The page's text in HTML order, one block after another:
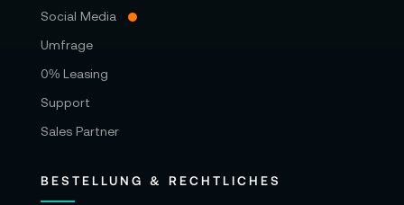
Social Media
Umfrage
0% Leasing
Support
Sales Partner
BESTELLUNG & RECHTLICHES